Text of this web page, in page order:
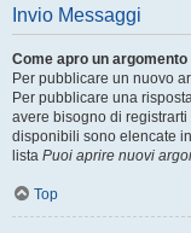
Invio Messaggi
Come apro un
Per pubblicare un nuovo
Per pubblicare una
avere bisogno di
disponibili sono elencate
lista Puoi aprire nuovi
Top